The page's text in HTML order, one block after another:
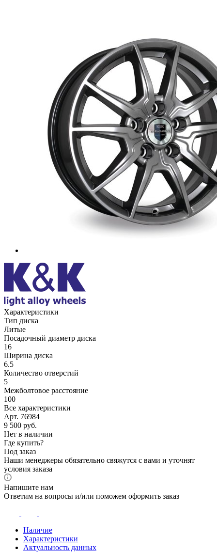
Характеристики
Тип диска
Литые
Посадочный диаметр диска
16
Ширина диска
6.5
Количество отверстий
5
Межболтовое расстояние
100
Все характеристики
Арт. 76984
9 500 руб.
Нет в наличии
Где купить?
Под заказ
Наши менеджеры обязательно свяжутся с вами и уточнят
условия заказа
Напишите нам
Ответим на вопросы и/или поможем оформить заказ
Наличие
Характеристики
Актуальность данных